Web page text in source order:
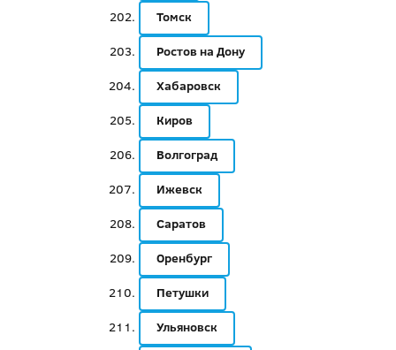
Томск
Ростов на Дону
Хабаровск
Киров
Волгоград
Ижевск
Саратов
Оренбург
Петушки
Ульяновск